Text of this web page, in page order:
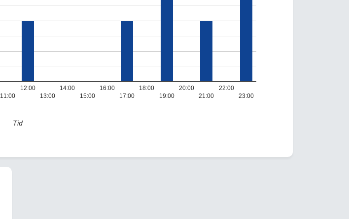
11:00
12:00
13:00
14:00
15:00
16:00
17:00
18:00
19:00
20:00
21:00
22:00
23:00
Tid